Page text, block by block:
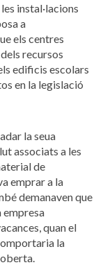
instal·lacions
a
els centres
recursos
edificis escolars
en la legislació
la seua
associats a les
de
emprar a la
demanaven que
empresa
quan el
la